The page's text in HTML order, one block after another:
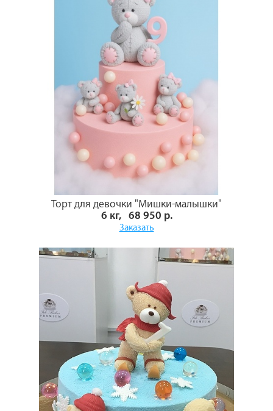
Торт для девочки "Мишки-малышки"
6 кг, 68 950 р.
Заказать